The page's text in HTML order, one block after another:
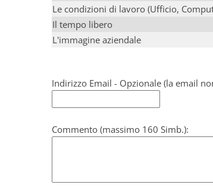
Le condizioni di lavoro (Ufficio,
Il tempo libero
L'immagine aziendale
Indirizzo Email - Opzionale (la email
Commento (massimo 160 Simb.):